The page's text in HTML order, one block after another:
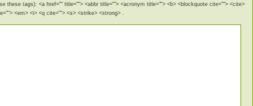
these tags): <a href="" title=""> <abbr title=""> <acronym title=""> <b> <blockquote cite=""> <cite>
<em> <i> <q cite=""> <s> <strike> <strong> .